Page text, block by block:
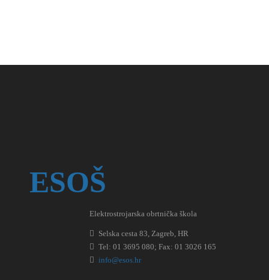
ESOŠ
Elektrostrojarska obrtnička škola
Selska cesta 83, Zagreb, HR
Tel: 01 3695 080; Fax: 01 3026 165
info@esos.hr